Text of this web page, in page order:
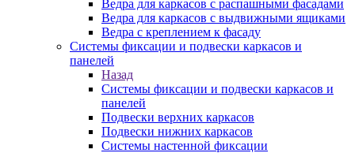
Ведра для каркасов с распашными фасадами
Ведра для каркасов с выдвижными ящиками
Ведра с креплением к фасаду
Системы фиксации и подвески каркасов и
панелей
Назад
Системы фиксации и подвески каркасов и
панелей
Подвески верхних каркасов
Подвески нижних каркасов
Системы настенной фиксации